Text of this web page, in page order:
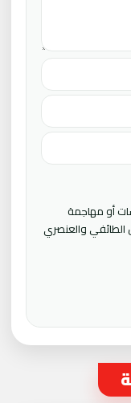
أو مهاجمة
الطائفي والعنصري